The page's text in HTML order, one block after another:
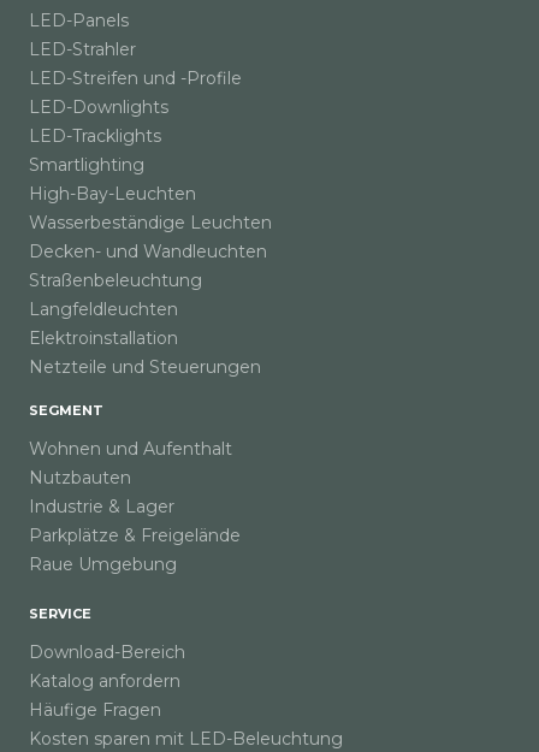
LED-Panels
LED-Strahler
LED-Streifen und -Profile
LED-Downlights
LED-Tracklights
Smartlighting
High-Bay-Leuchten
Wasserbeständige Leuchten
Decken- und Wandleuchten
Straßenbeleuchtung
Langfeldleuchten
Elektroinstallation
Netzteile und Steuerungen
SEGMENT
Wohnen und Aufenthalt
Nutzbauten
Industrie & Lager
Parkplätze & Freigelände
Raue Umgebung
SERVICE
Download-Bereich
Katalog anfordern
Häufige Fragen
Kosten sparen mit LED-Beleuchtung